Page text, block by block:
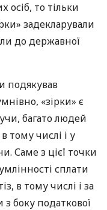
осіб, то тільки
задекларували
до державної
подякував
«зірки» є
багато людей
тому числі і у
Саме з цієї точки
сплати
в тому числі і за
з боку податкової